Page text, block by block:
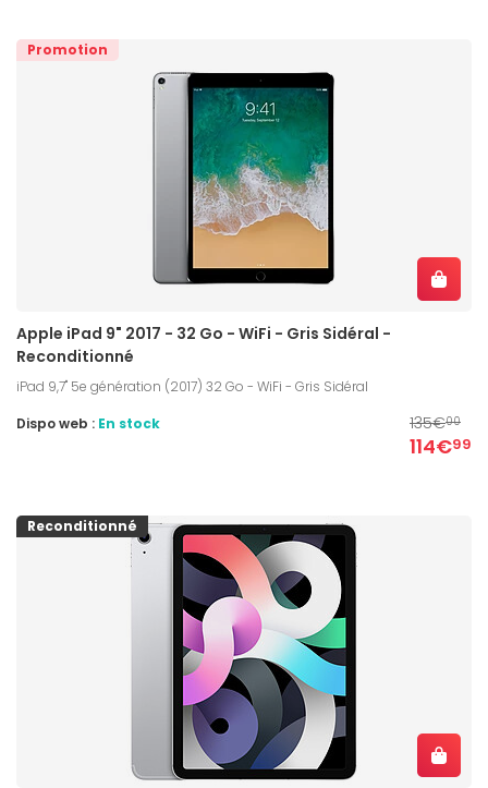
Promotion
Apple iPad 9" 2017 - 32 Go - WiFi - Gris Sidéral -
Reconditionné
iPad 9,7" 5e génération (2017) 32 Go - WiFi - Gris Sidéral
135€00
114€99
Dispo web : En stock
Reconditionné